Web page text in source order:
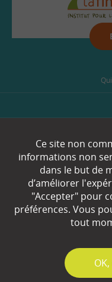
Ce site non
informations non
dans le but de
d’améliorer
"Accepter" pour
préférences. Vous
tout
✓